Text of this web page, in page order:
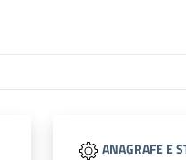
ANAGRAFE E